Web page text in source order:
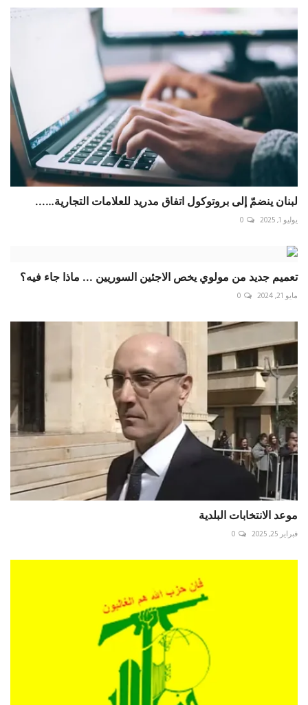
لبنان ينضمّ إلى بروتوكول اتفاق مدريد للعلامات التجارية…...
يوليو 1, 2025 0
تعميم جديد من مولوي يخص الاجئين السوريين ... ماذا جاء فيه؟
مايو 21, 2024 0
موعد الانتخابات البلدية
فبراير 25, 2025 0